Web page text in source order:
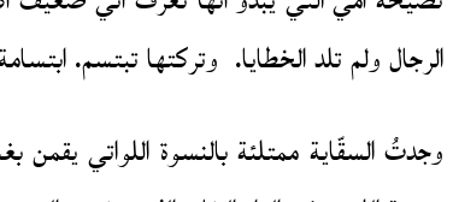
الرجال ولم تلد الخطايا. وتركتها تبتسم.
وجدتُ السقّاية ممتلئة بالنسوة اللواتي